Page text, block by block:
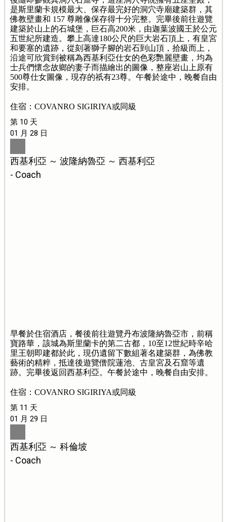
是斯里蘭卡規模最大、保存最完好的洞穴寺廟建築群，其
佛教壁畫和 157 尊雕像保存得十分完整。完畢後前往遊覽
建築於山上的石城堡，巨石高200米，由迦葉波國王於公元
五世紀所建造。攀上高達180公尺的巨大岩石頂上，有皇宮
和要塞的遺跡，從刻著獅子腳的岩石到山頂，拾級而上，
沿途可欣賞到被稱為西基利亞仕女的色彩艷麗壁畫，均為
士兵們懷念故鄉的妻子而描繪出的圖像，整座岩山上原有
500尊仕女圖像，現存的祇有23尊。午餐於途中，晚餐自由
安排。
住宿：COVANRO SIGIRIYA或同級
第 10 天
01 月 28 日
西基利亞 ～ 波隆納魯亞 ～ 西基利亞
- Coach
早餐於住宿酒店，餐後前往遊覽丹布波隆納魯亞市，前稱
寶路華，該城為斯里蘭卡的第二古都，10至12世紀時辛哈
里王朝即建都於此，現仍遺留下數組著名建築群，為佛教
藝術的精粹，抵達後遊覽僧院蓮池、古皇宮及石窟等遺
跡。完畢後返回西基利亞。午餐於途中，晚餐自由安排。
住宿：COVANRO SIGIRIYA或同級
第 11 天
01 月 29 日
西基利亞 ～ 科倫坡
- Coach